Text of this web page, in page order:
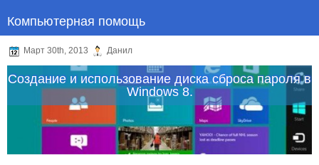
Компьютерная помощь
Март 30th, 2013 Данил
Создание и использование диска сброса пароля в
Windows 8.